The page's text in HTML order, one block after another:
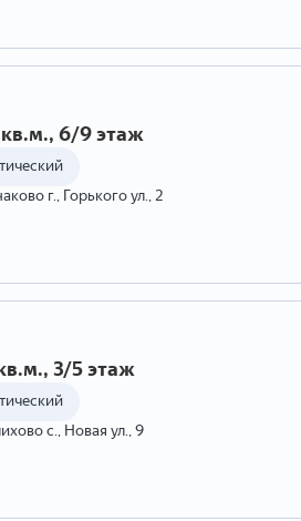
6/9 этаж
г., Горького ул., 2
3/5 этаж
с., Новая ул., 9